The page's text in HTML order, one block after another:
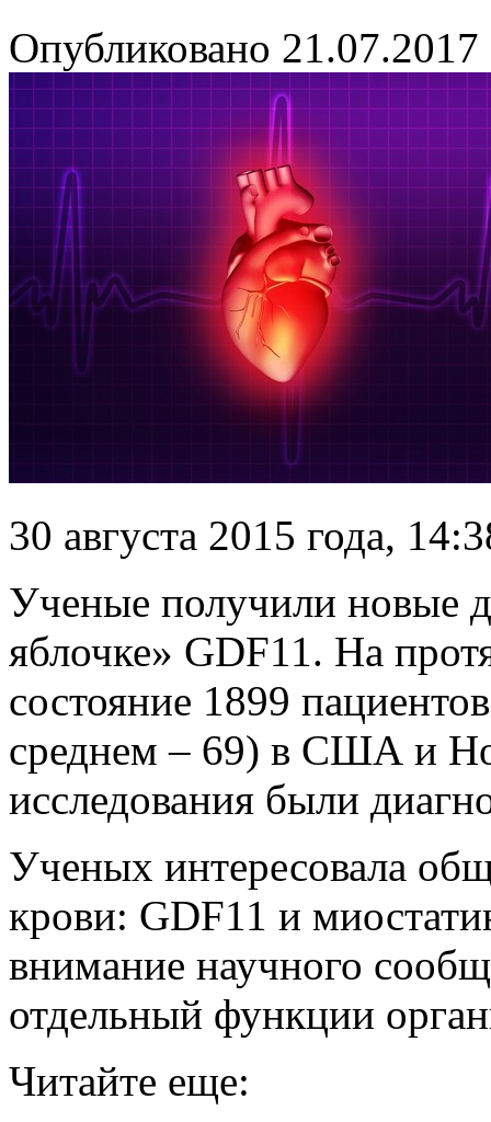
Опубликовано 21.07.2017
30 августа 2015 года,
Ученые получили новые
яблочке» GDF11. На
состояние 1899
среднем – 69) в США и
исследования были
Ученых интересовала
крови: GDF11 и
внимание научного
отдельный функции
Читайте еще: